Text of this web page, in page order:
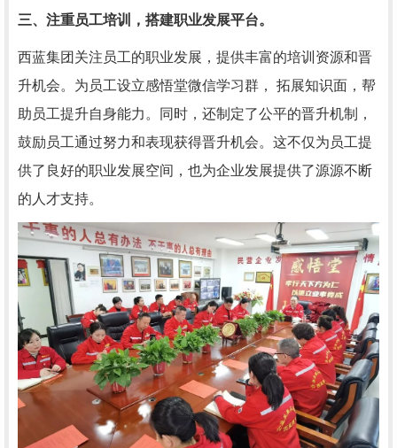
三、注重员工培训，搭建职业发展平台。
西蓝集团关注员工的职业发展，提供丰富的培训资源和晋
升机会。为员工设立感悟堂微信学习群， 拓展知识面，帮
助员工提升自身能力。同时，还制定了公平的晋升机制，
鼓励员工通过努力和表现获得晋升机会。这不仅为员工提
供了良好的职业发展空间，也为企业发展提供了源源不断
的人才支持。